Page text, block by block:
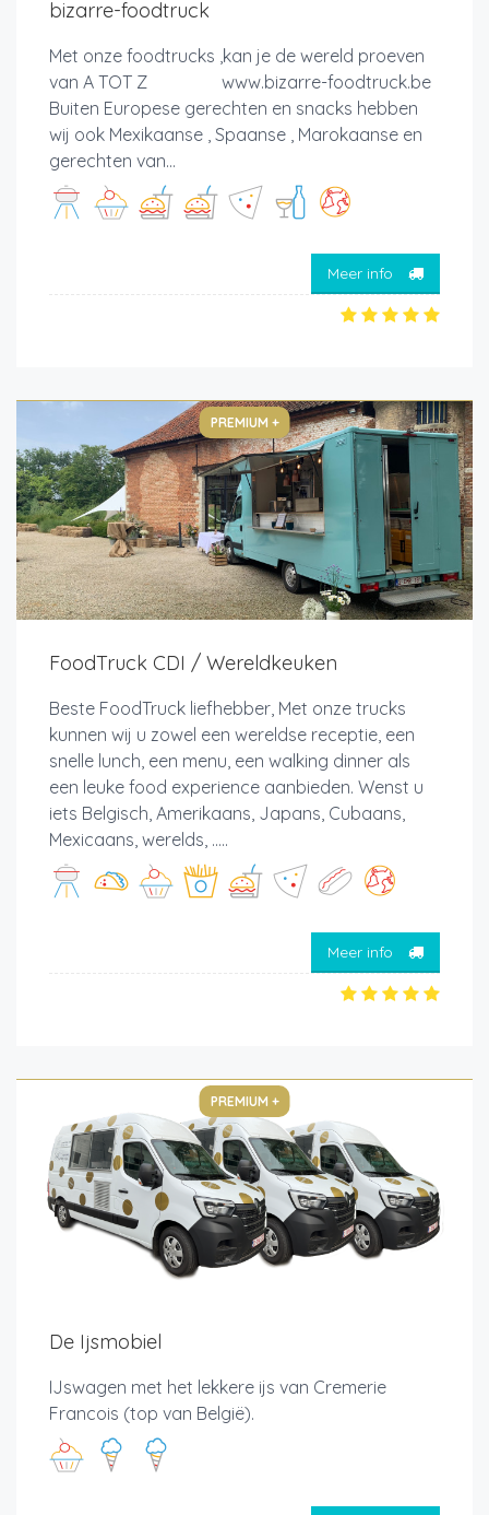
bizarre-foodtruck
Met onze foodtrucks ,kan je de wereld proeven
van A TOT Z www.bizarre-foodtruck.be
Buiten Europese gerechten en snacks hebben
wij ook Mexikaanse , Spaanse , Marokaanse en
gerechten van...
Meer info
PREMIUM +
FoodTruck CDI / Wereldkeuken
Beste FoodTruck liefhebber, Met onze trucks
kunnen wij u zowel een wereldse receptie, een
snelle lunch, een menu, een walking dinner als
een leuke food experience aanbieden. Wenst u
iets Belgisch, Amerikaans, Japans, Cubaans,
Mexicaans, werelds, .....
Meer info
PREMIUM +
De Ijsmobiel
IJswagen met het lekkere ijs van Cremerie
Francois (top van België).